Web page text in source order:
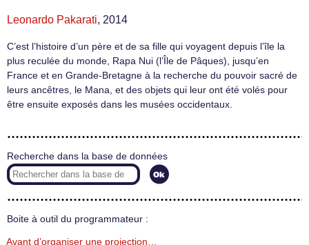
Leonardo Pakarati, 2014
C’est l’histoire d’un père et de sa fille qui voyagent depuis l’île la
plus reculée du monde, Rapa Nui (l’Île de Pâques), jusqu’en
France et en Grande-Bretagne à la recherche du pouvoir sacré de
leurs ancêtres, le Mana, et des objets qui leur ont été volés pour
être ensuite exposés dans les musées occidentaux.
Recherche dans la base de données
Boite à outil du programmateur :
Avant d’organiser une projection…